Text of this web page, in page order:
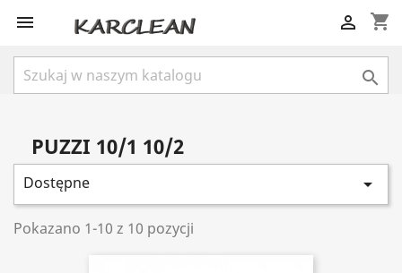
 shopping_cart


PUZZI 10/1 10/2
Dostępne 
Pokazano 1-10 z 10 pozycji